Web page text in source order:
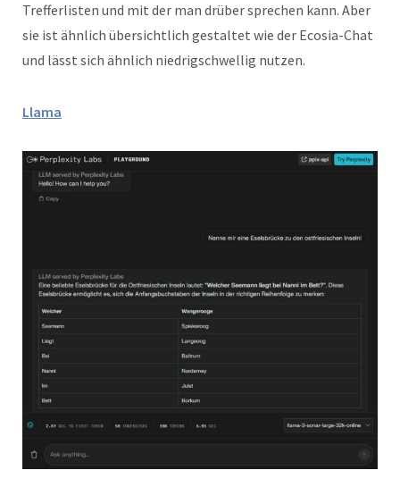
Trefferlisten und mit der man drüber sprechen kann. Aber
sie ist ähnlich übersichtlich gestaltet wie der Ecosia-Chat
und lässt sich ähnlich niedrigschwellig nutzen.
Llama